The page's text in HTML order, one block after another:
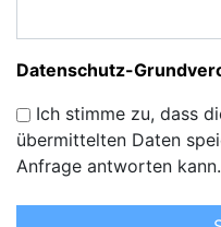
Datenschutz-
Ich stimme zu, dass
übermittelten Daten
Anfrage antworten kann.